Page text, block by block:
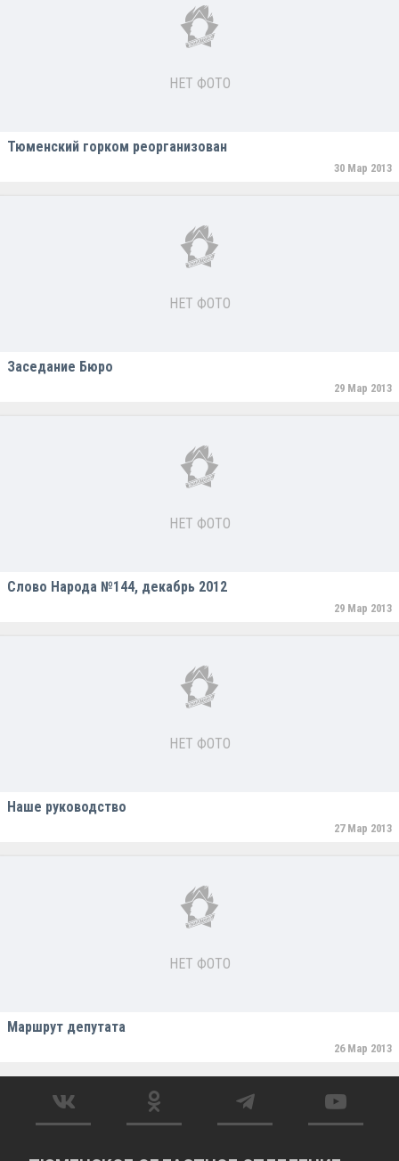
НЕТ ФОТО
Тюменский горком реорганизован
30 Мар 2013
НЕТ ФОТО
Заседание Бюро
29 Мар 2013
НЕТ ФОТО
Слово Народа №144, декабрь 2012
29 Мар 2013
НЕТ ФОТО
Наше руководство
27 Мар 2013
НЕТ ФОТО
Маршрут депутата
26 Мар 2013